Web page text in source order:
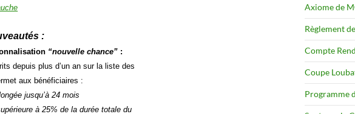
:
“nouvelle chance” :
depuis plus d’un an sur la liste des
aux bénéficiaires :
jusqu’à 24 mois
à 25% de la durée totale du
Axiome de
Règlement
Compte
Coupe
Programme